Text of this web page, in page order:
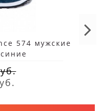
574 мужские